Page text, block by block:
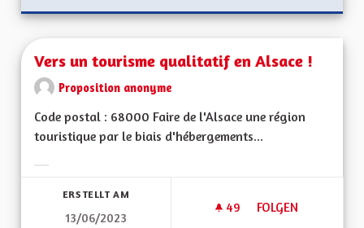
Vers un tourisme qualitatif en Alsace !
Proposition anonyme
Code postal : 68000 Faire de l'Alsace une région
touristique par le biais d'hébergements...
ERSTELLT AM
13/06/2023
49 49 FOLLOWER
FOLGEN
VERS UN